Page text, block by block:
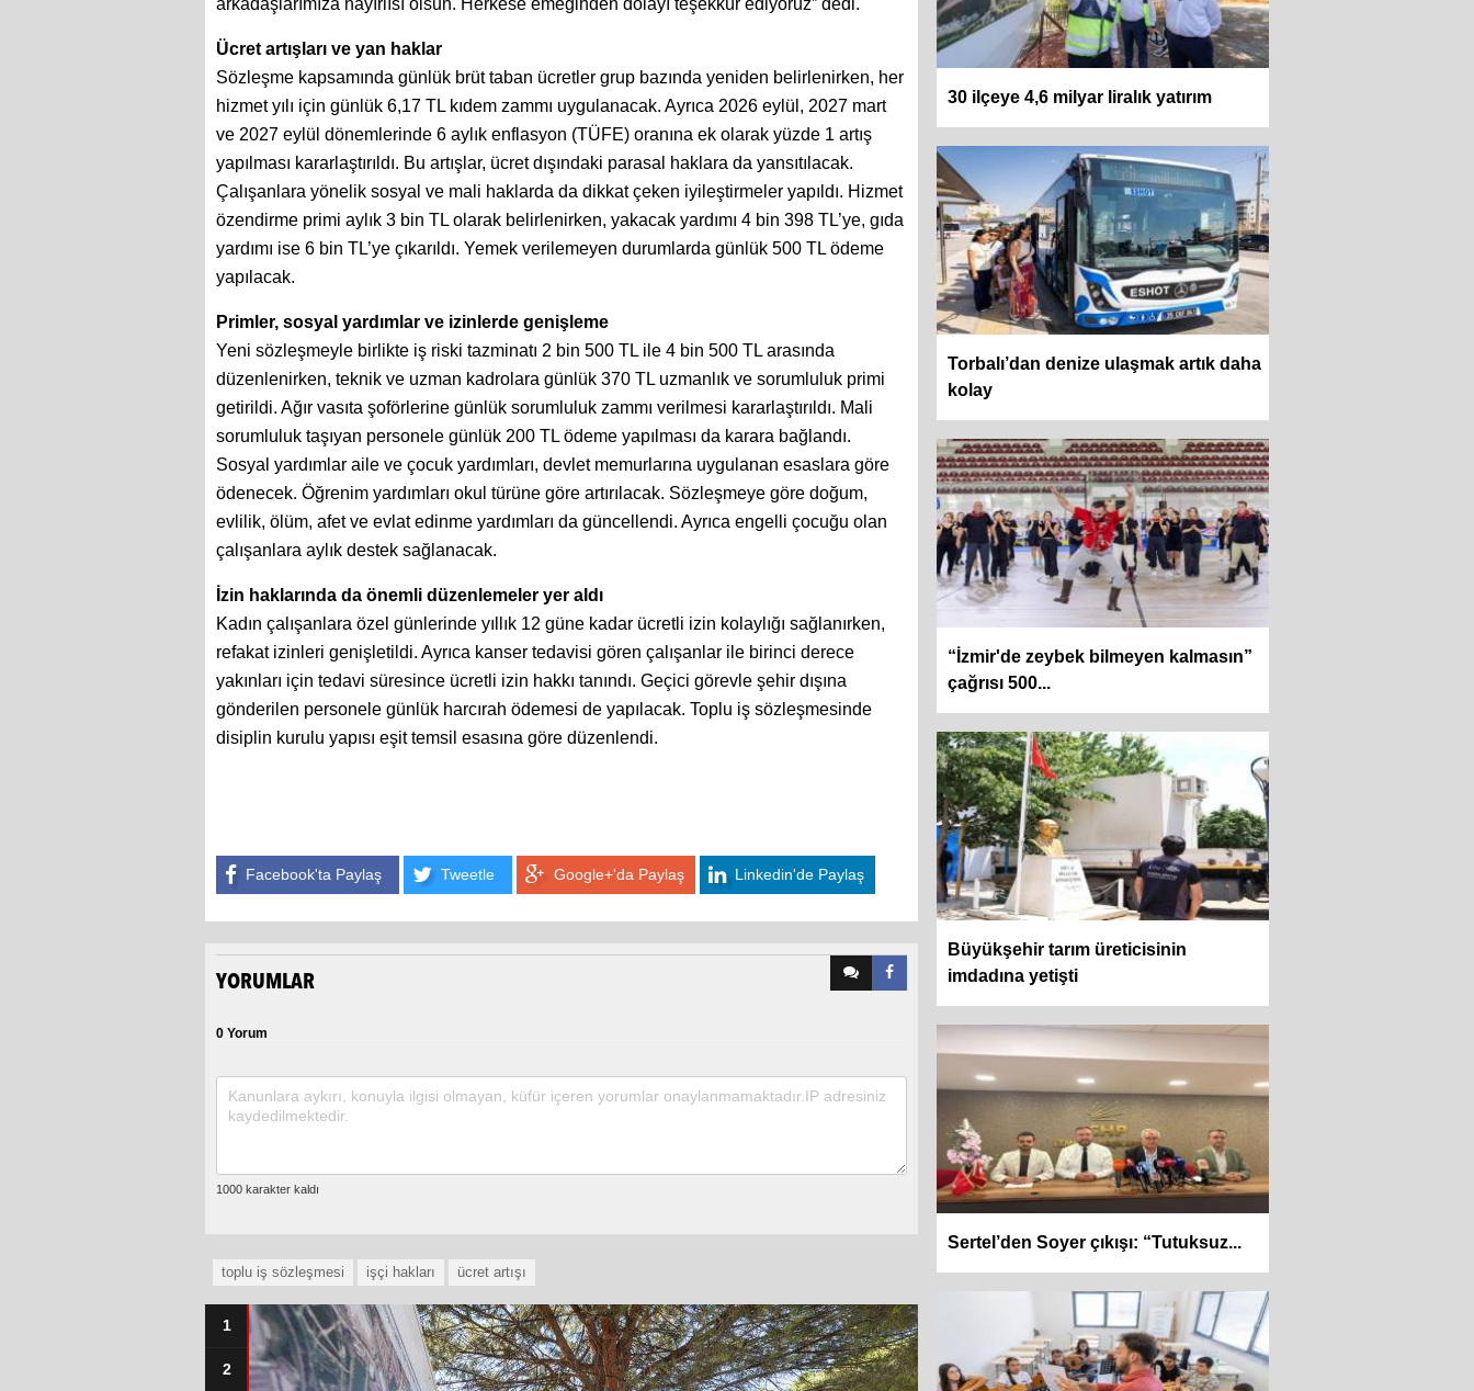
Ücret artışları ve yan haklar
Sözleşme kapsamında günlük brüt taban ücretler grup bazında yeniden belirlenirken, her
hizmet yılı için günlük 6,17 TL kıdem zammı uygulanacak. Ayrıca 2026 eylül, 2027 mart
ve 2027 eylül dönemlerinde 6 aylık enflasyon (TÜFE) oranına ek olarak yüzde 1 artış
yapılması kararlaştırıldı. Bu artışlar, ücret dışındaki parasal haklara da yansıtılacak.
Çalışanlara yönelik sosyal ve mali haklarda da dikkat çeken iyileştirmeler yapıldı. Hizmet
özendirme primi aylık 3 bin TL olarak belirlenirken, yakacak yardımı 4 bin 398 TL’ye, gıda
yardımı ise 6 bin TL’ye çıkarıldı. Yemek verilemeyen durumlarda günlük 500 TL ödeme
yapılacak.
Primler, sosyal yardımlar ve izinlerde genişleme
Yeni sözleşmeyle birlikte iş riski tazminatı 2 bin 500 TL ile 4 bin 500 TL arasında
düzenlenirken, teknik ve uzman kadrolara günlük 370 TL uzmanlık ve sorumluluk primi
getirildi. Ağır vasıta şoförlerine günlük sorumluluk zammı verilmesi kararlaştırıldı. Mali
sorumluluk taşıyan personele günlük 200 TL ödeme yapılması da karara bağlandı.
Sosyal yardımlar aile ve çocuk yardımları, devlet memurlarına uygulanan esaslara göre
ödenecek. Öğrenim yardımları okul türüne göre artırılacak. Sözleşmeye göre doğum,
evlilik, ölüm, afet ve evlat edinme yardımları da güncellendi. Ayrıca engelli çocuğu olan
çalışanlara aylık destek sağlanacak.
İzin haklarında da önemli düzenlemeler yer aldı
Kadın çalışanlara özel günlerinde yıllık 12 güne kadar ücretli izin kolaylığı sağlanırken,
refakat izinleri genişletildi. Ayrıca kanser tedavisi gören çalışanlar ile birinci derece
yakınları için tedavi süresince ücretli izin hakkı tanındı. Geçici görevle şehir dışına
gönderilen personele günlük harcırah ödemesi de yapılacak. Toplu iş sözleşmesinde
disiplin kurulu yapısı eşit temsil esasına göre düzenlendi.
Facebook'ta Paylaş Tweetle Google+'da Paylaş Linkedin'de Paylaş
YORUMLAR
0 Yorum
toplu iş sözleşmesi işçi hakları ücret artışı
1
2
30 ilçeye 4,6 milyar liralık yatırım
Torbalı’dan denize ulaşmak artık daha
kolay
“İzmir'de zeybek bilmeyen kalmasın”
çağrısı 500...
Büyükşehir tarım üreticisinin
imdadına yetişti
Sertel’den Soyer çıkışı: “Tutuksuz...